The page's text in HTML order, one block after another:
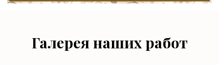
Галерея наших работ